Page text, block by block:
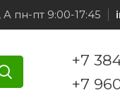
А пн-пт 9:00-17:45
+7
+7